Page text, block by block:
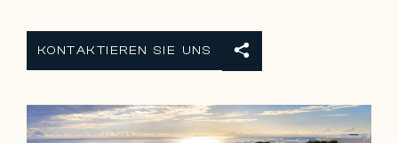
KONTAKTIEREN SIE UNS